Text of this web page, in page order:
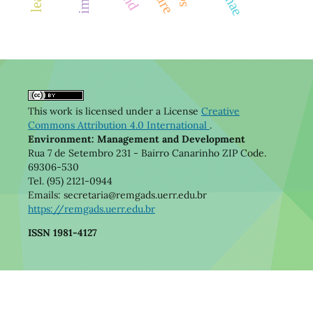
This work is licensed under a License Creative
Commons Attribution 4.0 International .
Environment: Management and Development
Rua 7 de Setembro 231 - Bairro Canarinho ZIP Code.
69306-530
Tel. (95) 2121-0944
Emails: secretaria@remgads.uerr.edu.br
https://remgads.uerr.edu.br
ISSN 1981-4127